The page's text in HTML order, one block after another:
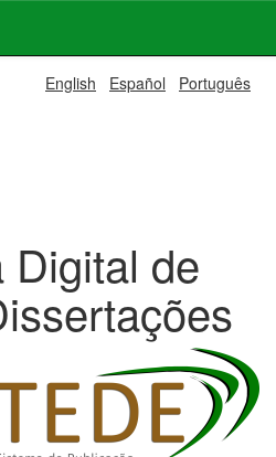
English Español Português
Digital de